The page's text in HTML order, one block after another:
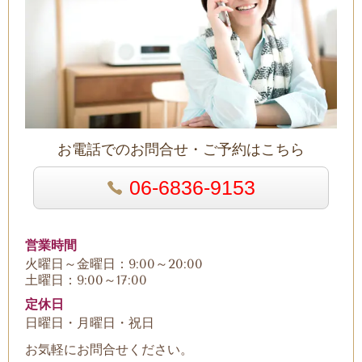
お電話でのお問合せ・ご予約はこちら
06-6836-9153
営業時間
火曜日～金曜日：9:00～20:00
土曜日：9:00～17:00
定休日
日曜日・月曜日・祝日
お気軽にお問合せください。